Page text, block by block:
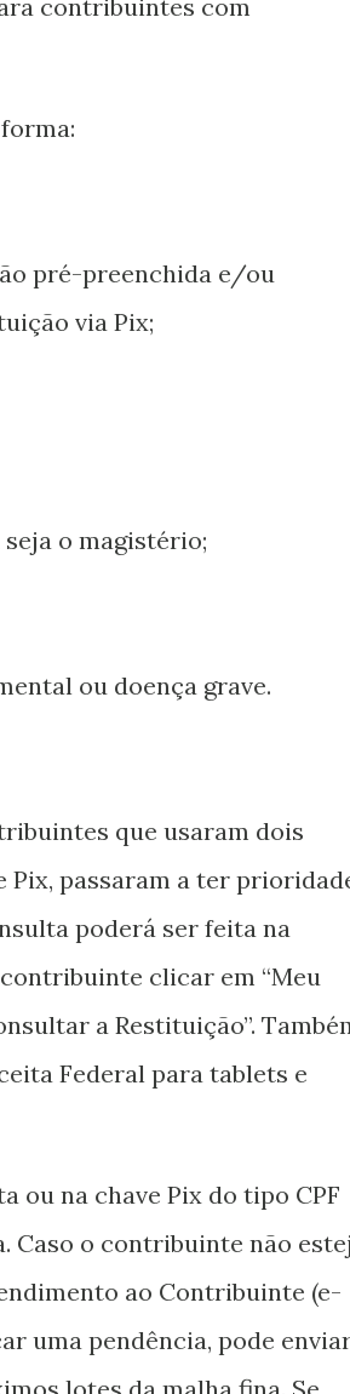
contribuintes com
pré-preenchida e/ou
via Pix;
o magistério;
ou doença grave.
que usaram dois
passaram a ter
poderá ser feita na
clicar em “Meu
a Restituição”.
Federal para tablets e
ou na chave Pix do tipo CPF
Caso o contribuinte não
ao Contribuinte (e-
uma pendência, pode